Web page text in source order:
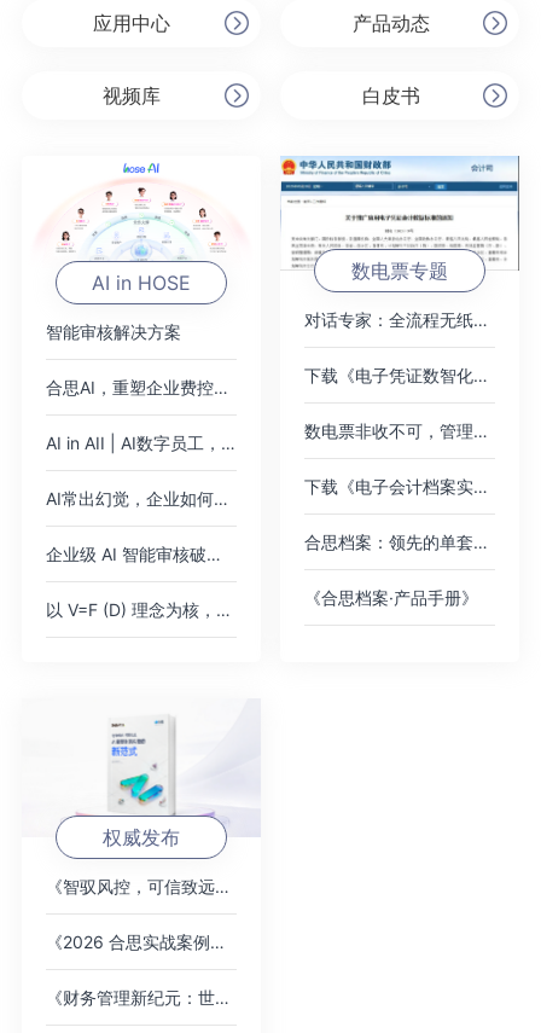
应用中心 产品动态
视频库 白皮书
AI in HOSE
智能审核解决方案
合思AI，重塑企业费控范式
AI in AII | AI数字员工，即将加入你的公司
AI常出幻觉，企业如何应对？
企业级 AI 智能审核破解 2000 + 高端女装门店费控痛点，树连锁零售数智化新标杆
以 V=F (D) 理念为核，AI 对话式填单破报销痛点，驱动财务数智化价值跃迁
数电票专题
对话专家：全流程无纸化，破局数电票
下载《电子凭证数智化无需报销绿皮书》
数电票非收不可，管理难题如何绕过？
下载《电子会计档案实践案例集》
合思档案：领先的单套制电子会计档案管理平台
《合思档案·产品手册》
权威发布
《智驭风控，可信致远：AI 重塑财务内控的新范式》白皮书
《2026 合思实战案例集》，覆盖全行业标杆客户
《财务管理新纪元：世界一流企业的智能费控卓越之道》